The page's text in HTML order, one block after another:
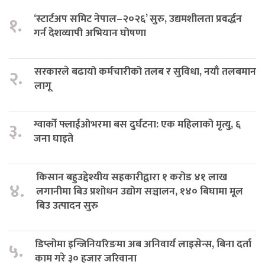
१.
‘स्टार्टअप समिट नेपाल–२०२६’ सुरु, उद्यमशीलता प्रवर्द्धन
गर्न देशव्यापी अभियान घोषणा
२.
सरकारले बढायो कर्मचारीको तलब र सुविधा, नयाँ तलबमान
लागू
३.
ग्वार्को फ्लाईओभरमा बस दुर्घटना: एक महिलाको मृत्यु, ६
जना घाइते
४.
किसान बहुउद्देश्यीय सहकारीद्वारा १ करोड ४१ लाख
लगानीमा बिउ प्रशोधन उद्योग सञ्चालन, १४० बिघामा मूल
बिउ उत्पादन सुरु
५.
डिप्लोमा इन्जिनियरिङमा अब अनिवार्य लाइसेन्स, बिना दर्ता
काम गरे ३० हजार जरिवाना